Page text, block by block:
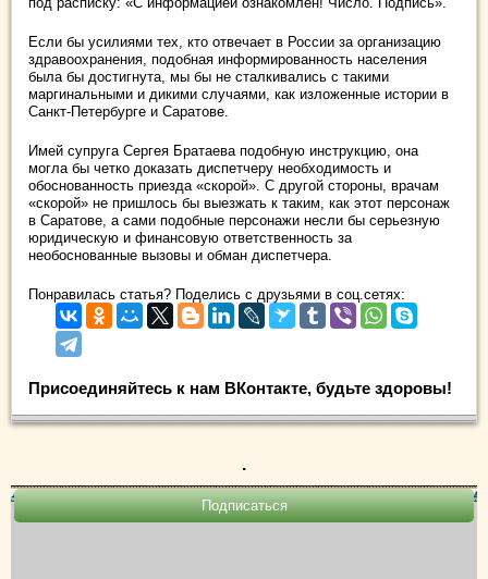
Если бы усилиями тех, кто отвечает в России за организацию
здравоохранения, подобная информированность населения
была бы достигнута, мы бы не сталкивались с такими
маргинальными и дикими случаями, как изложенные истории в
Санкт-Петербурге и Саратове.
Имей супруга Сергея Братаева подобную инструкцию, она
могла бы четко доказать диспетчеру необходимость и
обоснованность приезда «скорой». С другой стороны, врачам
«скорой» не пришлось бы выезжать к таким, как этот персонаж
в Саратове, а сами подобные персонажи несли бы серьезную
юридическую и финансовую ответственность за
необоснованные вызовы и обман диспетчера.
Понравилась статья? Поделись с друзьями в соц.сетях:
Присоединяйтесь к нам ВКонтакте, будьте здоровы!
.